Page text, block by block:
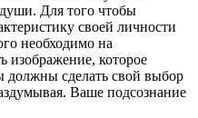
Для того чтобы
своей личности
необходимо на
изображение, которое
должны сделать свой выбор
Ваше подсознание